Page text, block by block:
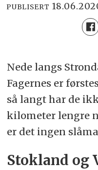
PUBLISERT
Nede langs
Fagernes er
så langt har de
kilometer lengre
er det ingen
Stokland og